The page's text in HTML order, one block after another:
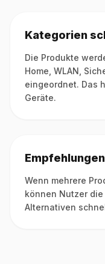
Kategorien
Die Produkte
Home, WLAN,
eingeordnet. Das
Geräte.
Wenn mehrere
können Nutzer
Alternativen